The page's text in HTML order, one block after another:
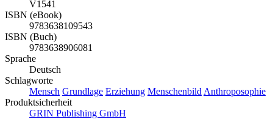
V1541
ISBN (eBook)
9783638109543
ISBN (Buch)
9783638906081
Sprache
Deutsch
Schlagworte
Mensch Grundlage Erziehung Menschenbild Anthroposophie
Produktsicherheit
GRIN Publishing GmbH